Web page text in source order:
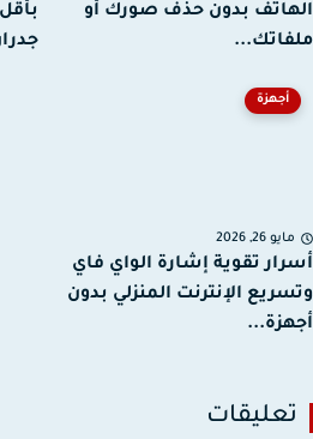
بدون حذف صورك أو
بأقل
جدران.
أجهزة
26, 2026
تقوية إشارة الواي فاي
الإنترنت المنزلي بدون